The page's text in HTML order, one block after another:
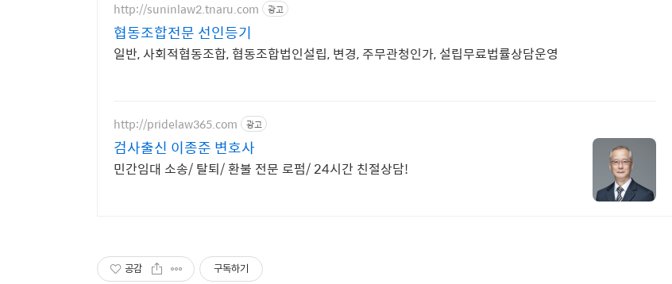
http://suninlaw2.tnaru.com 광고
협동조합전문 선인등기
일반, 사회적협동조합, 협동조합법인설립, 변경, 주무관청인가, 설립무료법률상담운영
http://pridelaw365.com 광고
검사출신 이종준 변호사
민간임대 소송/ 탈퇴/ 환불 전문 로펌/ 24시간 친절상담!
공감 구독하기